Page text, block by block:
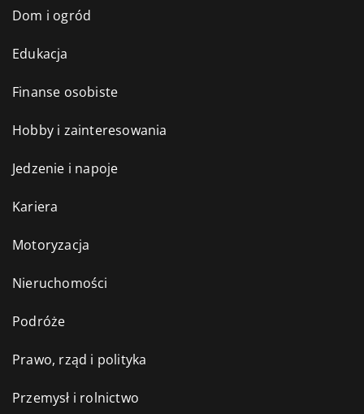
Dom i ogród
Edukacja
Finanse osobiste
Hobby i zainteresowania
Jedzenie i napoje
Kariera
Motoryzacja
Nieruchomości
Podróże
Prawo, rząd i polityka
Przemysł i rolnictwo